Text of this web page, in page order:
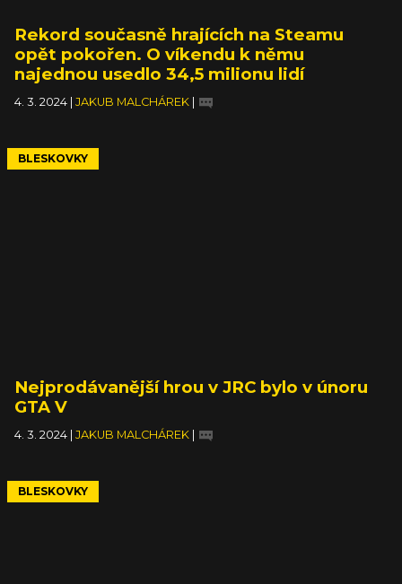
Rekord současně hrajících na Steamu
opět pokořen. O víkendu k němu
najednou usedlo 34,5 milionu lidí
4. 3. 2024 JAKUB MALCHÁREK
BLESKOVKY
Nejprodávanější hrou v JRC bylo v únoru
GTA V
4. 3. 2024 JAKUB MALCHÁREK
BLESKOVKY